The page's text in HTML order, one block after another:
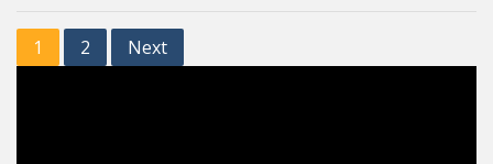
Posts
1 2 Next